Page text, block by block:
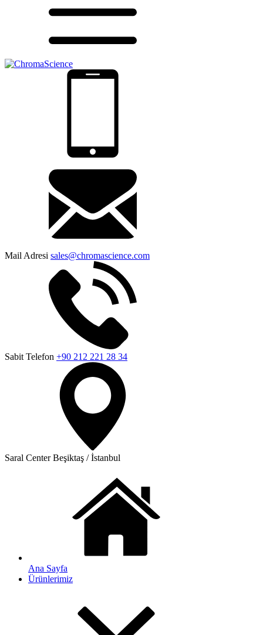
Mail Adresi sales@chromascience.com
Sabit Telefon +90 212 221 28 34
Saral CenterBeşiktaş / İstanbul
Ana Sayfa
Ürünlerimiz